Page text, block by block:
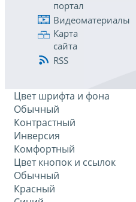
портал
Видеоматериалы
Карта
сайта
RSS
Цвет шрифта и фона
Обычный
Контрастный
Инверсия
Комфортный
Цвет кнопок и ссылок
Обычный
Красный